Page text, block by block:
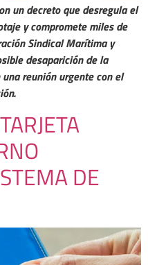
un decreto que desregula el
y compromete miles de
Sindical Marítima y
desaparición de la
reunión urgente con el
DE